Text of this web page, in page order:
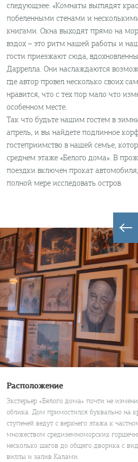
следующзее: «Комнаты выглядят
побеленными стенами и
книгами. Окна выходят прямо на
вздох – это ритм нашей работы и
гости приезжают сюда,
Даррелла. Они наслаждаются
где автор провел несколько своих
нравится, что с тех пор мало что
особенном месте.
Так что будьте нашим гостем в
апрель, и вы найдете подлинное
гостеприимство в нашей семье,
среднем этаже «Белого дома». В
поездки включен прокат
полной мере исследовать остров.
Расположение
Экстерьер «Белого дома» почти не
облика. Дом примостился буквально на
ступеней ведут с верхнего этажа к
множеством средиземноморских
несколько шагов до общего дворика с
виллы и залив Калами.